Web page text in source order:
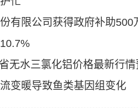
有限公司获得政府补助500
无水三氯化铝价格最新行情
变暖导致鱼类基因组变化